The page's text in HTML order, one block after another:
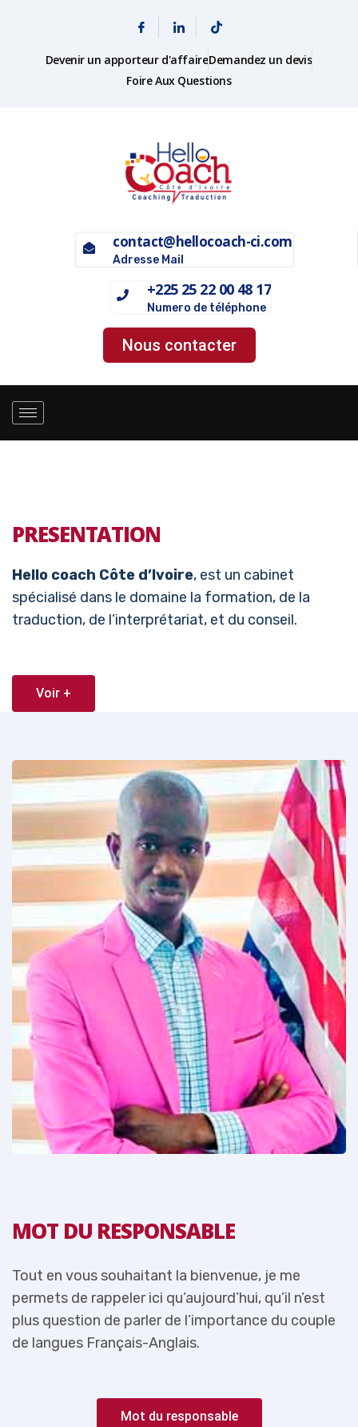
Devenir un apporteur d'affaireDemandez un devis
Foire Aux Questions
contact@hellocoach-ci.com
Adresse Mail
+225 25 22 00 48 17
Numero de téléphone
Nous contacter
PRESENTATION
Hello coach Côte d’Ivoire, est un cabinet
spécialisé dans le domaine la formation, de la
traduction, de l’interprétariat, et du conseil.
Voir +
MOT DU RESPONSABLE
Tout en vous souhaitant la bienvenue, je me
permets de rappeler ici qu’aujourd’hui, qu’il n’est
plus question de parler de l’importance du couple
de langues Français-Anglais.
Mot du responsable